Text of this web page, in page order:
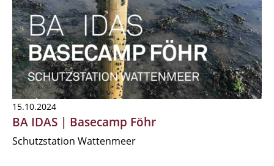
15.10.2024
BA IDAS | Basecamp Föhr
Schutzstation Wattenmeer